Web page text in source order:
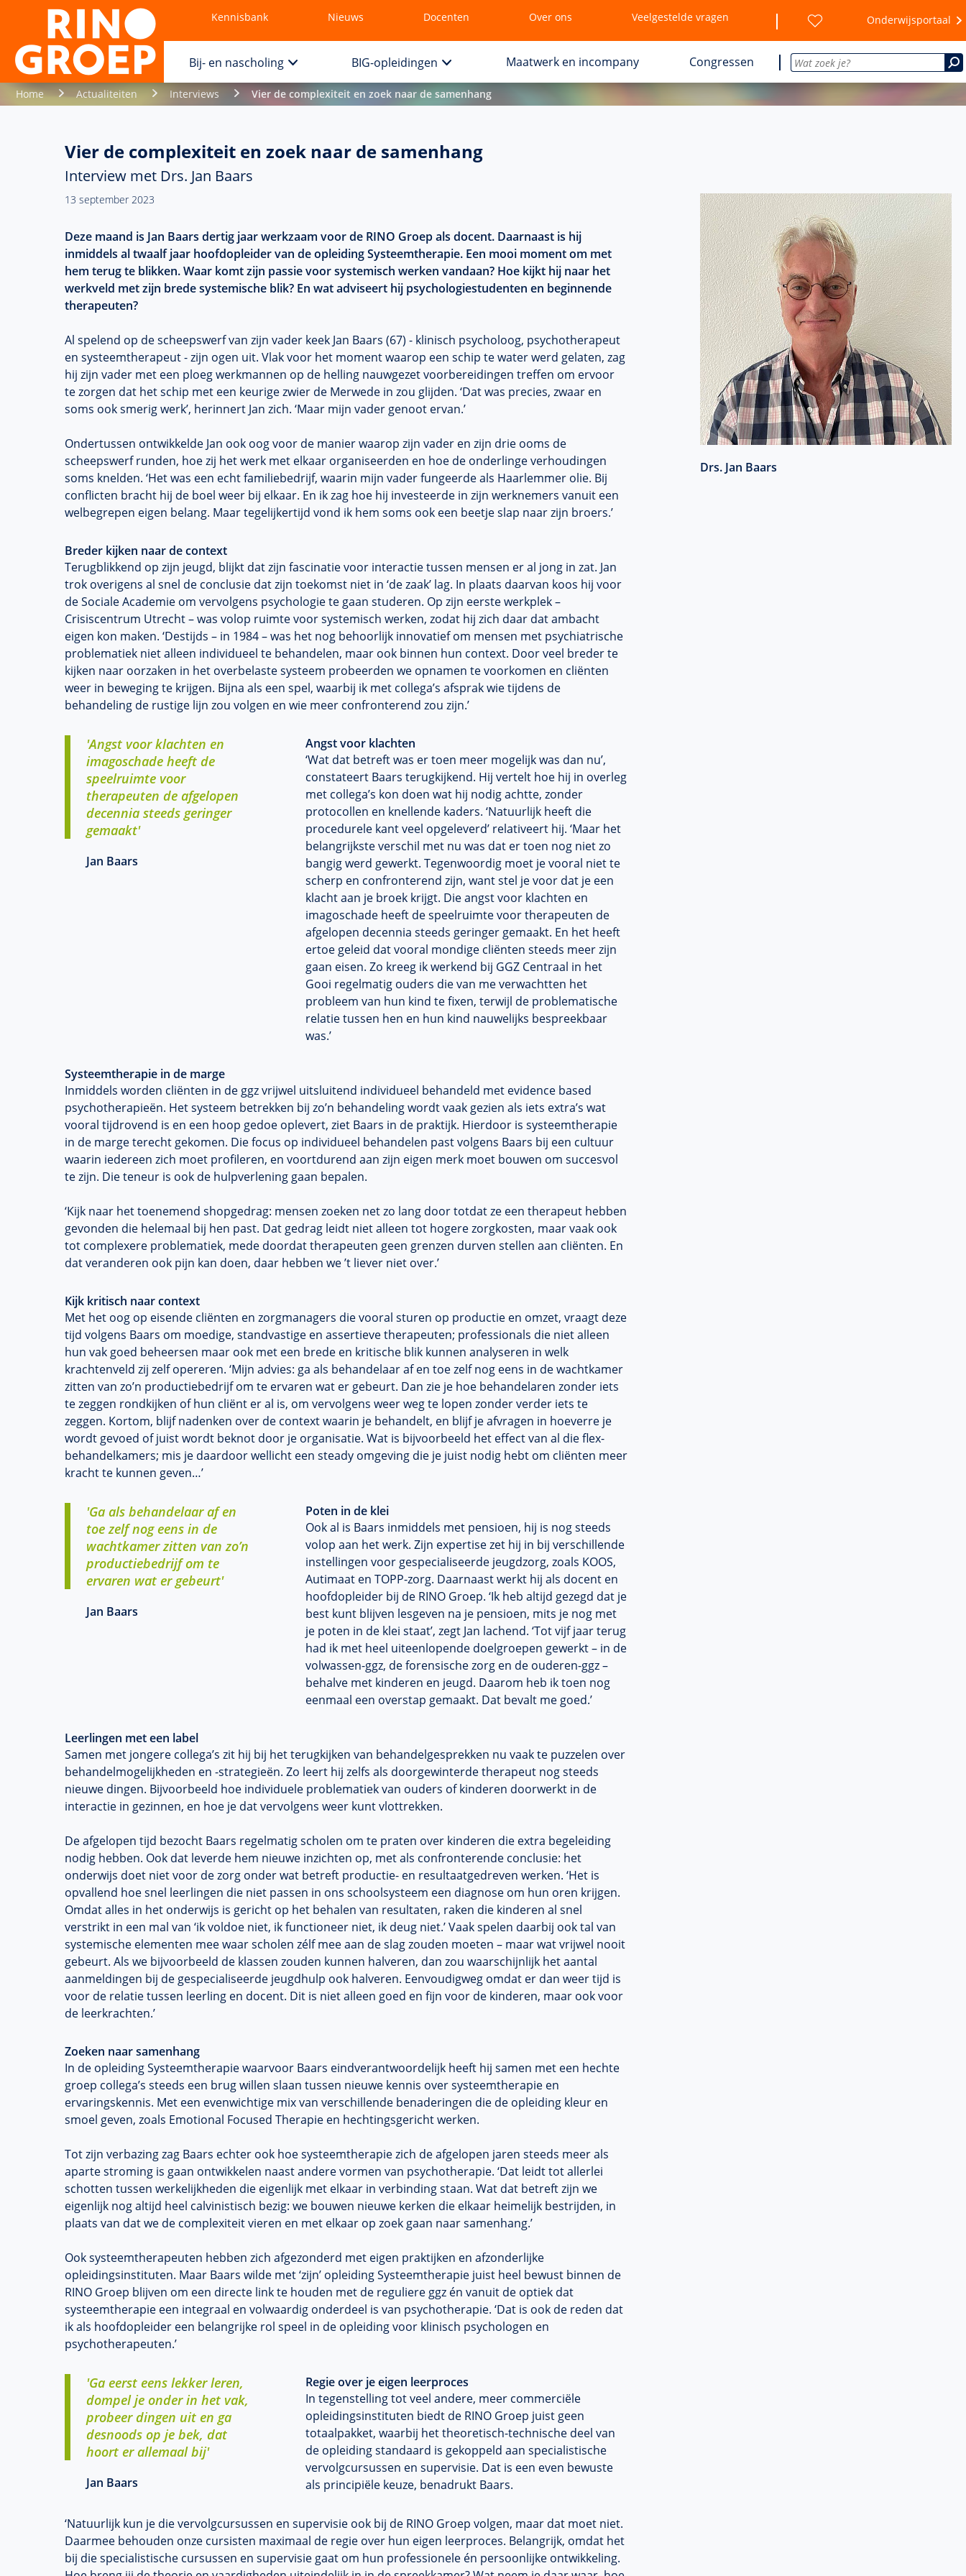
Kennisbank Nieuws Docenten Over ons Veelgestelde vragen Onderwijsportaal
Bij- en nascholing BIG-opleidingen Maatwerk en incompany Congressen
Home Actualiteiten Interviews Vier de complexiteit en zoek naar de samenhang
Vier de complexiteit en zoek naar de samenhang
Interview met Drs. Jan Baars
13 september 2023
Drs. Jan Baars
Deze maand is Jan Baars dertig jaar werkzaam voor de RINO Groep als docent. Daarnaast is hij
inmiddels al twaalf jaar hoofdopleider van de opleiding Systeemtherapie. Een mooi momentom met
hem terug te blikken. Waar komt zijn passie voor systemisch werken vandaan? Hoe kijkt hij naar het
werkveld met zijn brede systemische blik? En wat adviseert hij psychologiestudenten en beginnende
therapeuten?
Al spelend op de scheepswerf van zijn vader keek Jan Baars (67) - klinisch psycholoog, psychotherapeut
en systeemtherapeut - zijn ogen uit. Vlak voor het moment waarop een schip te water werd gelaten, zag
hij zijn vader met een ploeg werkmannen op de helling nauwgezet voorbereidingen treffen om ervoor
te zorgen dat het schip met een keurige zwier de Merwede in zou glijden. ‘Dat was precies, zwaar en
soms ook smerig werk’, herinnert Jan zich. ‘Maar mijn vader genoot ervan.’
Ondertussen ontwikkelde Jan ook oog voor de manier waarop zijn vader en zijn drie ooms de
scheepswerf runden, hoe zij het werk met elkaar organiseerden en hoe de onderlinge verhoudingen
soms knelden. ‘Het was een echt familiebedrijf, waarin mijn vader fungeerde als Haarlemmer olie. Bij
conflicten bracht hij de boel weer bij elkaar. En ik zag hoe hij investeerde in zijn werknemers vanuit een
welbegrepen eigen belang. Maar tegelijkertijd vond ik hem soms ook een beetje slap naar zijn broers.’
Breder kijken naar de context
Terugblikkend op zijn jeugd, blijkt dat zijn fascinatie voor interactie tussen mensen er al jong in zat. Jan
trok overigens al snel de conclusie dat zijn toekomst niet in ‘de zaak’ lag. In plaats daarvan koos hij voor
de Sociale Academie om vervolgens psychologie te gaan studeren. Op zijn eerste werkplek –
Crisiscentrum Utrecht – was volop ruimte voor systemisch werken, zodat hij zich daar dat ambacht
eigen kon maken. ‘Destijds – in 1984 – was het nog behoorlijk innovatief om mensen met psychiatrische
problematiek niet alleen individueel te behandelen, maar ook binnen hun context. Door veel breder te
kijken naar oorzaken in het overbelaste systeem probeerden we opnamen te voorkomen en cliënten
weer in beweging te krijgen. Bijna als een spel, waarbij ik met collega’s afsprak wie tijdens de
behandeling de rustige lijn zou volgen en wie meer confronterend zou zijn.’
'Angst voor klachten en
imagoschade heeft de
speelruimte voor
therapeuten de afgelopen
decennia steeds geringer
gemaakt'
Jan Baars
Angst voor klachten
‘Wat dat betreft was er toen meer mogelijk was dan nu’,
constateert Baars terugkijkend. Hij vertelt hoe hij in overleg
met collega’s kon doen wat hij nodig achtte, zonder
protocollen en knellende kaders. ‘Natuurlijk heeft die
procedurele kant veel opgeleverd’ relativeert hij. ‘Maar het
belangrijkste verschil met nu was dat er toen nog niet zo
bangig werd gewerkt. Tegenwoordig moet je vooral niet te
scherp en confronterend zijn, want stel je voor dat je een
klacht aan je broek krijgt. Die angst voor klachten en
imagoschade heeft de speelruimte voor therapeuten de
afgelopen decennia steeds geringer gemaakt. En het heeft
ertoe geleid dat vooral mondige cliënten steeds meer zijn
gaan eisen. Zo kreeg ik werkend bij GGZ Centraal in het
Gooi regelmatig ouders die van me verwachtten het
probleem van hun kind te fixen, terwijl de problematische
relatie tussen hen en hun kind nauwelijks bespreekbaar
was.’
Systeemtherapie in de marge
Inmiddels worden cliënten in de ggz vrijwel uitsluitend individueel behandeld met evidence based
psychotherapieën. Het systeem betrekken bij zo’n behandeling wordt vaak gezien als iets extra’s wat
vooral tijdrovend is en een hoop gedoe oplevert, ziet Baars in de praktijk. Hierdoor is systeemtherapie
in de marge terecht gekomen. Die focus op individueel behandelen past volgens Baars bij een cultuur
waarin iedereen zich moet profileren, en voortdurend aan zijn eigen merk moet bouwen om succesvol
te zijn. Die teneur is ook de hulpverlening gaan bepalen.
‘Kijk naar het toenemend shopgedrag: mensen zoeken net zo lang door totdat ze een therapeut hebben
gevonden die helemaal bij hen past. Dat gedrag leidt niet alleen tot hogere zorgkosten, maar vaak ook
tot complexere problematiek, mede doordat therapeuten geen grenzen durven stellen aan cliënten. En
dat veranderen ook pijn kan doen, daar hebben we ’t liever niet over.’
Kijk kritisch naar context
Met het oog op eisende cliënten en zorgmanagers die vooral sturen op productie en omzet, vraagt deze
tijd volgens Baars om moedige, standvastige en assertieve therapeuten; professionals die niet alleen
hun vak goed beheersen maar ook met een brede en kritische blik kunnen analyseren in welk
krachtenveld zij zelf opereren. ‘Mijn advies: ga als behandelaar af en toe zelf nog eens in de wachtkamer
zitten van zo’n productiebedrijf om te ervaren wat er gebeurt. Dan zie je hoe behandelaren zonder iets
te zeggen rondkijken of hun cliënt er al is, om vervolgens weer weg te lopen zonder verder iets te
zeggen. Kortom, blijf nadenken over de context waarin je behandelt, en blijf je afvragen in hoeverre je
wordt gevoed of juist wordt beknot door je organisatie. Wat is bijvoorbeeld het effect van al die flex-
behandelkamers; mis je daardoor wellicht een steady omgeving die je juist nodig hebt om cliënten meer
kracht te kunnen geven…’
'Ga als behandelaar af en
toe zelf nog eens in de
wachtkamer zitten van zo’n
productiebedrijf om te
ervaren wat er gebeurt'
Jan Baars
Poten in de klei
Ook al is Baars inmiddels met pensioen, hij is nog steeds
volop aan het werk. Zijn expertise zet hij in bij verschillende
instellingen voor gespecialiseerde jeugdzorg, zoals KOOS,
Autimaat en TOPP-zorg. Daarnaast werkt hij als docent en
hoofdopleider bij de RINO Groep. ‘Ik heb altijd gezegd dat je
best kunt blijven lesgeven na je pensioen, mits je nog met
je poten in de klei staat’, zegt Jan lachend. ‘Tot vijf jaar terug
had ik met heel uiteenlopende doelgroepen gewerkt – in de
volwassen-ggz, de forensische zorg en de ouderen-ggz –
behalve met kinderen en jeugd. Daarom heb ik toen nog
eenmaal een overstap gemaakt. Dat bevalt me goed.’
Leerlingen met een label
Samen met jongere collega’s zit hij bij het terugkijken van behandelgesprekken nu vaak te puzzelen over
behandelmogelijkheden en -strategieën. Zo leert hij zelfs als doorgewinterde therapeut nog steeds
nieuwe dingen. Bijvoorbeeld hoe individuele problematiek van ouders of kinderen doorwerkt in de
interactie in gezinnen, en hoe je dat vervolgens weer kunt vlottrekken.
De afgelopen tijd bezocht Baars regelmatig scholen om te praten over kinderen die extra begeleiding
nodig hebben. Ook dat leverde hem nieuwe inzichten op, met als confronterende conclusie: het
onderwijs doet niet voor de zorg onder wat betreft productie- en resultaatgedreven werken. ‘Het is
opvallend hoe snel leerlingen die niet passen in ons schoolsysteem een diagnose om hun oren krijgen.
Omdat alles in het onderwijs is gericht op het behalen van resultaten, raken die kinderen al snel
verstrikt in een mal van ‘ik voldoe niet, ik functioneer niet, ik deug niet.’ Vaak spelen daarbij ook tal van
systemische elementen mee waar scholen zélf mee aan de slag zouden moeten – maar wat vrijwel nooit
gebeurt. Als we bijvoorbeeld de klassen zouden kunnen halveren, dan zou waarschijnlijk het aantal
aanmeldingen bij de gespecialiseerde jeugdhulp ook halveren. Eenvoudigweg omdat er dan weer tijd is
voor de relatie tussen leerling en docent. Dit is niet alleen goed en fijn voor de kinderen, maar ook voor
de leerkrachten.’
Zoeken naar samenhang
In de opleiding Systeemtherapie waarvoor Baars eindverantwoordelijk heeft hij samen met een hechte
groep collega’s steeds een brug willen slaan tussen nieuwe kennis over systeemtherapie en
ervaringskennis. Met een evenwichtige mix van verschillende benaderingen die de opleiding kleur en
smoel geven, zoals Emotional Focused Therapie en hechtingsgericht werken.
Tot zijn verbazing zag Baars echter ook hoe systeemtherapie zich de afgelopen jaren steeds meer als
aparte stroming is gaan ontwikkelen naast andere vormen van psychotherapie. ‘Dat leidt tot allerlei
schotten tussen werkelijkheden die eigenlijk met elkaar in verbinding staan. Wat dat betreft zijn we
eigenlijk nog altijd heel calvinistisch bezig: we bouwen nieuwe kerken die elkaar heimelijk bestrijden, in
plaats van dat we de complexiteit vieren en met elkaar op zoek gaan naar samenhang.’
Ook systeemtherapeuten hebben zich afgezonderd met eigen praktijken en afzonderlijke
opleidingsinstituten. Maar Baars wilde met ‘zijn’ opleiding Systeemtherapie juist heel bewust binnen de
RINO Groep blijven om een directe link te houden met de reguliere ggz én vanuit de optiek dat
systeemtherapie een integraal en volwaardig onderdeel is van psychotherapie. ‘Dat is ook de reden dat
ik als hoofdopleider een belangrijke rol speel in de opleiding voor klinisch psychologen en
psychotherapeuten.’
'Ga eerst eens lekker leren,
dompel je onder in het vak,
probeer dingen uit en ga
desnoods op je bek, dat
hoort er allemaal bij'
Jan Baars
Regie over je eigen leerproces
In tegenstelling tot veel andere, meer commerciële
opleidingsinstituten biedt de RINO Groep juist geen
totaalpakket, waarbij het theoretisch-technische deel van
de opleiding standaard is gekoppeld aan specialistische
vervolgcursussen en supervisie. Dat is een even bewuste
als principiële keuze, benadrukt Baars.
‘Natuurlijk kun je die vervolgcursussen en supervisie ook bij de RINO Groep volgen, maar dat moet niet.
Daarmee behouden onze cursisten maximaal de regie over hun eigen leerproces. Belangrijk, omdat het
bij die specialistische cursussen en supervisie gaat om hun professionele én persoonlijke ontwikkeling.